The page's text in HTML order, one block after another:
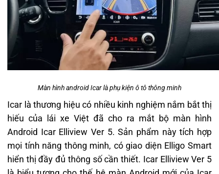
Màn hình android Icar là phụ kiện ô tô thông minh
Icar là thương hiệu có nhiều kinh nghiệm nắm bắt thị
hiếu của lái xe Việt đã cho ra mắt bộ màn hình
Android Icar Elliview Ver 5. Sản phẩm này tích hợp
mọi tính năng thông minh, có giao diện Elligo Smart
hiển thị đầy đủ thông số cần thiết. Icar Elliview Ver 5